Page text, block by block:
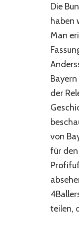
Die
haben
Man
der
von
für
teilen,